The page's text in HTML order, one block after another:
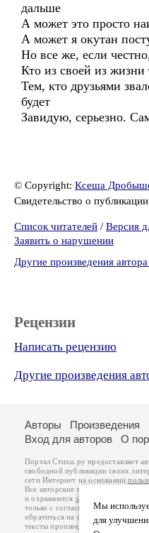
дальше
А может это просто
А может я окутан
Но все же, если
Кто из своей из жизни
Тем, кто друзьями
будет
Завидую, серьезно.
© Copyright: Ксеша
Свидетельство о
Список читателей / Версия
Заявить о нарушении
Другие произведения
Рецензии
Написать рецензию
Другие произведения
Мы
для
Авторы Произведения
Вход для авторов
О
Портал Стихи.ру предоставляет
свободной публикации своих
сети Интернет на основании
Все авторские права на
и охраняются законом
.
только с согласия его автора, к
обратиться на его авторской
тексты произведений авторы несут